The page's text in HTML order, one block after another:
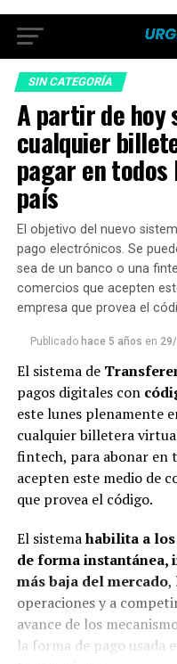
SIN CATEGORÍA
A partir de hoy
cualquier
pagar en todos
país
El objetivo del nuevo
pago electrónicos. Se
sea de un banco o una
comercios que acepten
empresa que provea el
Publicado hace 5 años en
El sistema de
pagos digitales con
este lunes plenamente
cualquier billetera
fintech, para abonar en
acepten este medio de
que provea el código.
El sistemahabilita a
de forma instantánea,
más baja del mercado,
operaciones y a
avance de los
la forma de pago usada